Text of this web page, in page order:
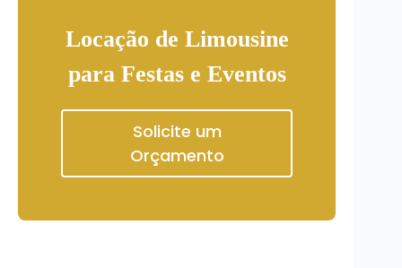
Locação de Limousine
para Festas e Eventos
Solicite um
Orçamento